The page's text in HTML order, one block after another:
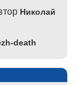
Николай
death